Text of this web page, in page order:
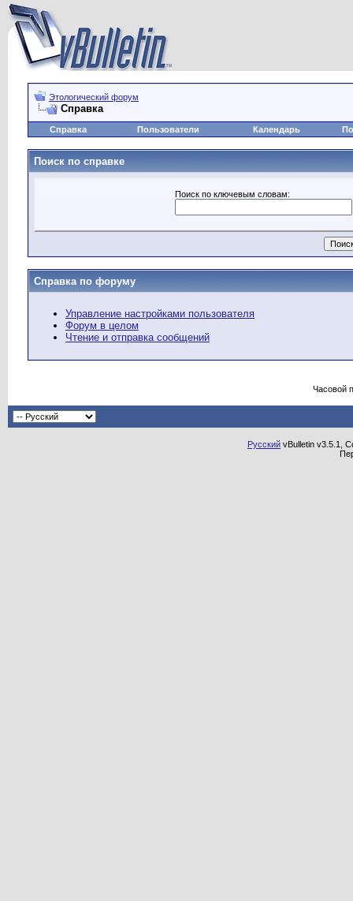
Этологический форум
Справка
Справка Пользователи Календарь
Поиск по справке
Поиск по ключевым словам:
Справка по форуму
Управление настройками пользователя
Форум в целом
Чтение и отправка сообщений
Часовой
Русский vBulletin v3.5.1,